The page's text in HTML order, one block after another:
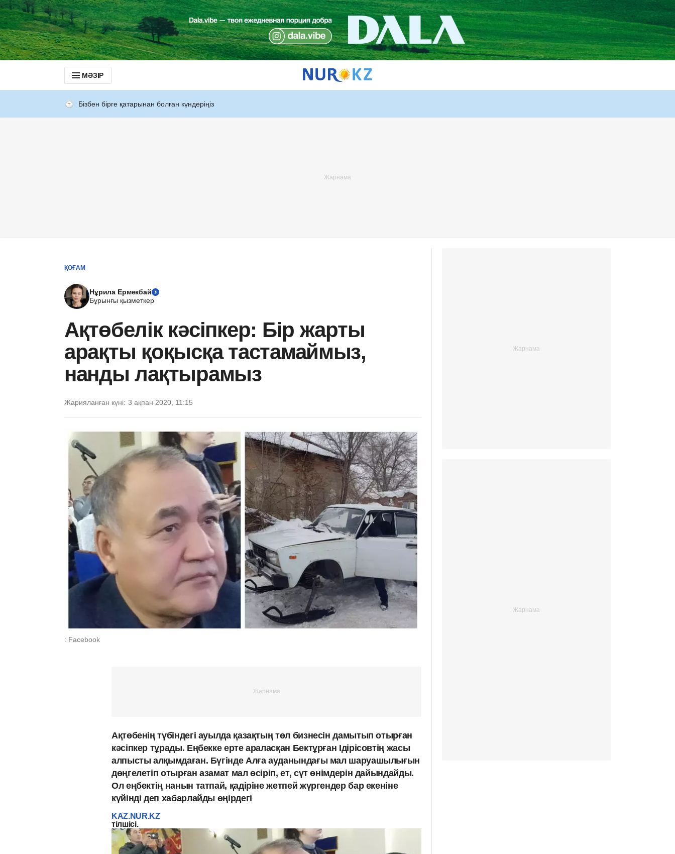
МӘЗІР
Бізбен бірге қатарынан болған күндеріңіз
ҚОҒАМ
Нұрила Ермекбай
Бұрынғы қызметкер
Ақтөбелік кәсіпкер: Бір жарты
арақты қоқысқа тастамаймыз,
нанды лақтырамыз
Жарияланған күні: 3 ақпан 2020, 11:15
: Facebook
Ақтөбенің түбіндегі ауылда қазақтың төл бизнесін дамытып отырған
кәсіпкер тұрады. Еңбекке ерте араласқан Бектұрған Ідірісовтің жасы
алпысты алқымдаған. Бүгінде Алға ауданындағы мал шаруашылығын
дөңгелетіп отырған азамат мал өсіріп, ет, сүт өнімдерін дайындайды.
Ол еңбектің нанын татпай, қадіріне жетпей жүргендер бар екеніне
күйінді деп хабарлайды өңірдегі
KAZ.NUR.KZ
тілшісі.